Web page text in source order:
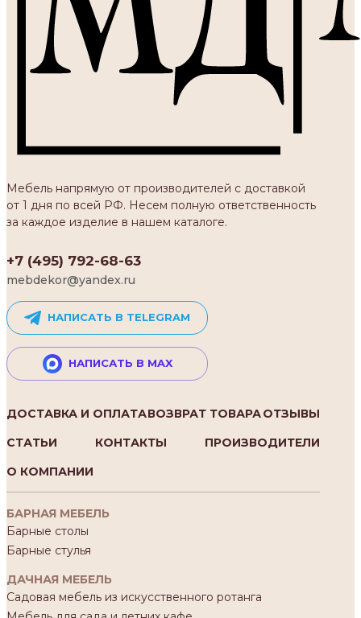
Мебель напрямую от производителей с доставкой
от 1 дня по всей РФ. Несем полную ответственность
за каждое изделие в нашем каталоге.
+7 (495) 792-68-63
mebdekor@yandex.ru
НАПИСАТЬ В TELEGRAM
НАПИСАТЬ В MAX
ДОСТАВКА И ОПЛАТАВОЗВРАТ ТОВАРАОТЗЫВЫ
СТАТЬИ
КОНТАКТЫ
ПРОИЗВОДИТЕЛИ
О КОМПАНИИ
БАРНАЯ МЕБЕЛЬ
Барные столы
Барные стулья
ДАЧНАЯ МЕБЕЛЬ
Садовая мебель из искусственного ротанга